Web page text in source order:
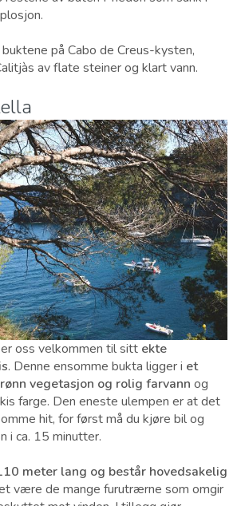
på Cabo de Creus-kysten,
av flate steiner og klart vann.
oss velkommen til sitt ekte
. Denne ensomme bukta ligger i et
vegetasjon og rolig farvann og
farge. Den eneste ulempen er at det
hit, for først må du kjøre bil og
i ca. 15 minutter.
meter lang og består hovedsakelig
være de mange furutrærne som omgir